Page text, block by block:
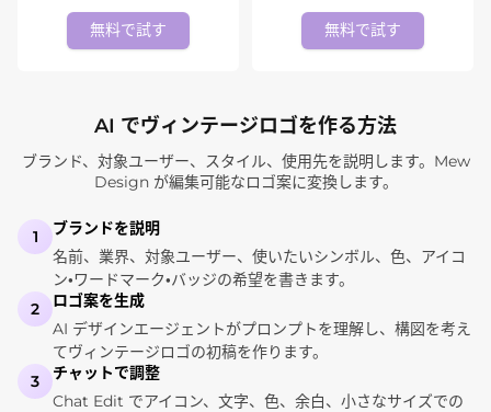
無料で試す 無料で試す
AI でヴィンテージロゴを作る方法
ブランド、対象ユーザー、スタイル、使用先を説明します。Mew
Design が編集可能なロゴ案に変換します。
1
ブランドを説明
名前、業界、対象ユーザー、使いたいシンボル、色、アイコ
ン・ワードマーク・バッジの希望を書きます。
2
ロゴ案を生成
AI デザインエージェントがプロンプトを理解し、構図を考え
てヴィンテージロゴの初稿を作ります。
3
チャットで調整
Chat Edit でアイコン、文字、色、余白、小さなサイズでの